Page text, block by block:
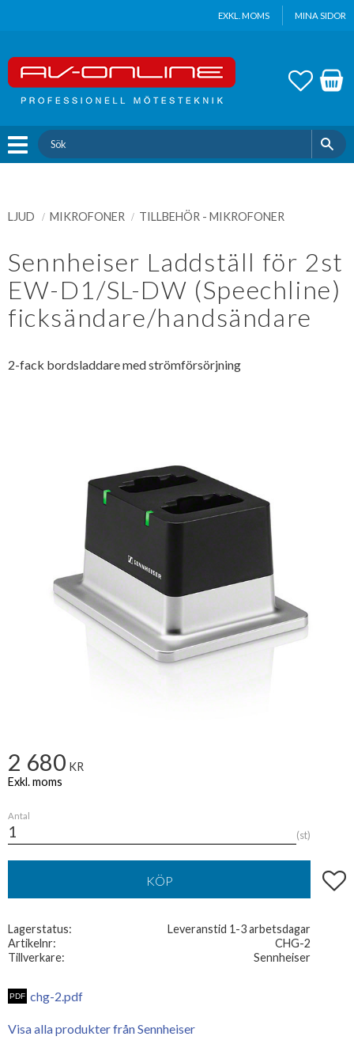
EXKL. MOMS MINA SIDOR
LJUD MIKROFONER TILLBEHÖR - MIKROFONER
Sennheiser Laddställ för 2st
EW-D1/SL-DW (Speechline)
ficksändare/handsändare
2-fack bordsladdare med strömförsörjning
2 680 KR
Antal
st
KÖP Lägg
Lagerstatus
Leveranstid 1-3 arbetsdagar
Artikelnr
CHG-2
Tillverkare
Sennheiser
chg-2.pdf
Visa alla produkter från Sennheiser